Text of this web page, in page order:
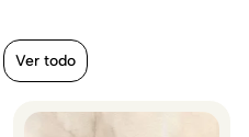
Ver todo